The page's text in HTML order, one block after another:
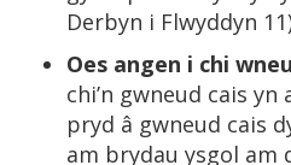
Derbyn i Flwyddyn
Oes angen i chi
chi’n gwneud cais
pryd â gwneud cais
am brydau ysgol am